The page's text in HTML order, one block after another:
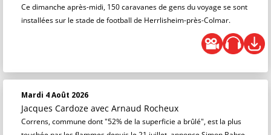
Ce dimanche après-midi, 150 caravanes de gens du voyage se sont
installées sur le stade de football de Herrlisheim-près-Colmar.
Mardi 4 Août 2026
Jacques Cardoze avec Arnaud Rocheux
Correns, commune dont "52% de la superficie a brûlé", est la plus